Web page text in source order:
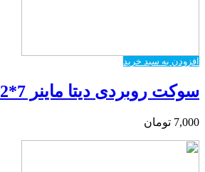
افزودن به سبد خرید
سوکت روبردی دیتا ماینر 7*2 صاف
7,000 تومان